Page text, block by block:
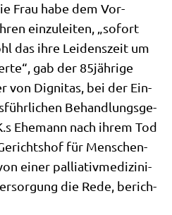
Frau habe dem Vor­
ein­zu­lei­ten, „sofort
das ihre Lei­dens­zeit um
gab der 85jährige
von Digni­tas, bei der Ein­
Behand­lungs­ge­
Ehe­mann nach ihrem Tod
für Men­schen­
einer pal­lia­tiv­me­di­zi­ni­
die Rede, berich­